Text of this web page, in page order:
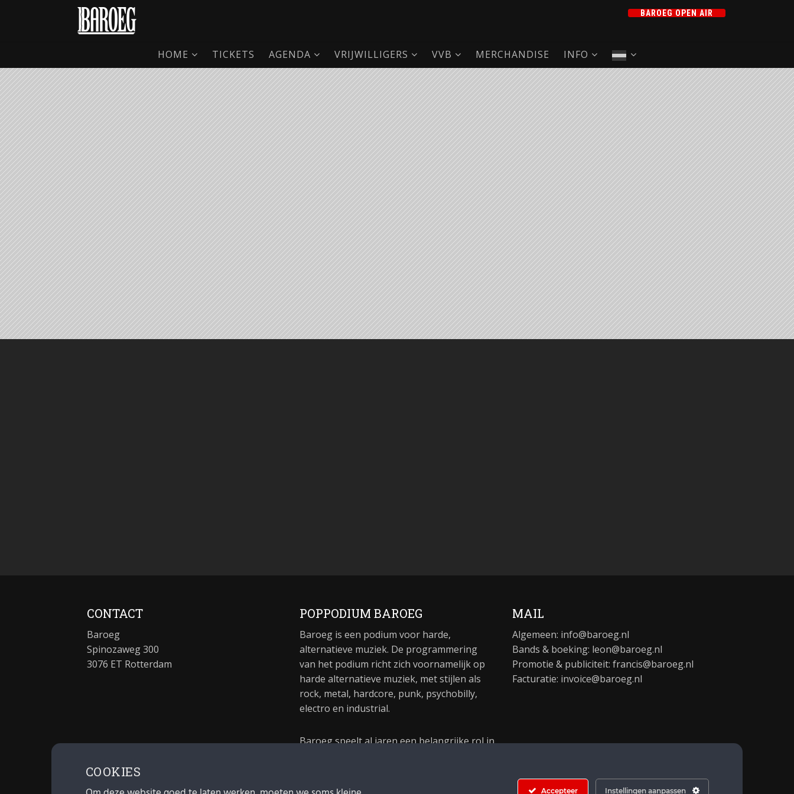
BAROEG OPEN AIR
HOME TICKETS AGENDA VRIJWILLIGERS VVB MERCHANDISE INFO
CONTACT
Baroeg
Spinozaweg 300
3076 ET Rotterdam
POPPODIUM BAROEG
Baroeg is een podium voor harde,
alternatieve muziek. De programmering
van het podium richt zich voornamelijk op
harde alternatieve muziek, met stijlen als
rock, metal, hardcore, punk, psychobilly,
electro en industrial.
Baroeg speelt al jaren een belangrijke rol in
MAIL
Algemeen: info@baroeg.nl
Bands & boeking: leon@baroeg.nl
Promotie & publiciteit: francis@baroeg.nl
Facturatie: invoice@baroeg.nl
COOKIES
Accepteer Instellingen aanpassen